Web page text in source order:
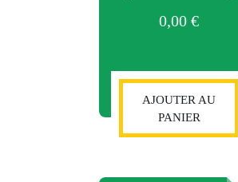
0,00 €
AJOUTER AU
PANIER